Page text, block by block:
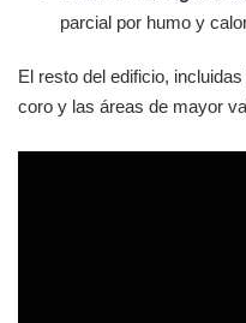
parcial por humo y
El resto del edificio,
coro y las áreas de mayor